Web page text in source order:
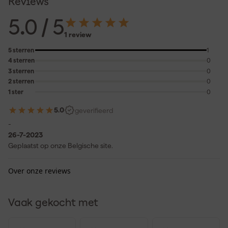
Reviews
5.0 / 51 review
5 sterren
1
4 sterren
0
3 sterren
0
2 sterren
0
1 ster
0
5.0
geverifieerd
-
26-7-2023
Geplaatst op onze Belgische site.
Over onze reviews
Vaak gekocht met